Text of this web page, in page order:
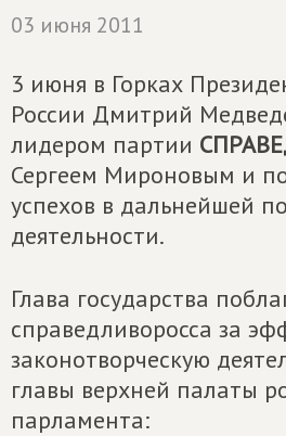
03 июня 2011
3 июня в Горках
России Дмитрий
лидером партии
Сергеем Мироновым и
успехов в дальнейшей
деятельности.
Глава государства
справедливоросса за
законотворческую
главы верхней палаты
парламента: